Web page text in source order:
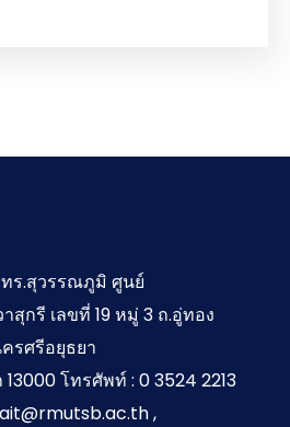
ร.สุวรรณภูมิ ศูนย์
สุกรี เลขที่ 19 หมู่ 3 ถ.อู่ทอง
รศรีอยุธยา
โทรศัพท์ : 0 3524 2213
,